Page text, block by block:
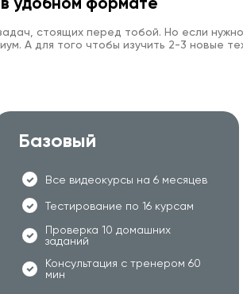
стоящих перед тобой. Но если
А для того чтобы изучить 2-3 новые
Базовый
Все видеокурсы на 6 месяцев
Тестирование по 16 курсам
Проверка 10 домашних
заданий
Консультация с тренером 60
мин